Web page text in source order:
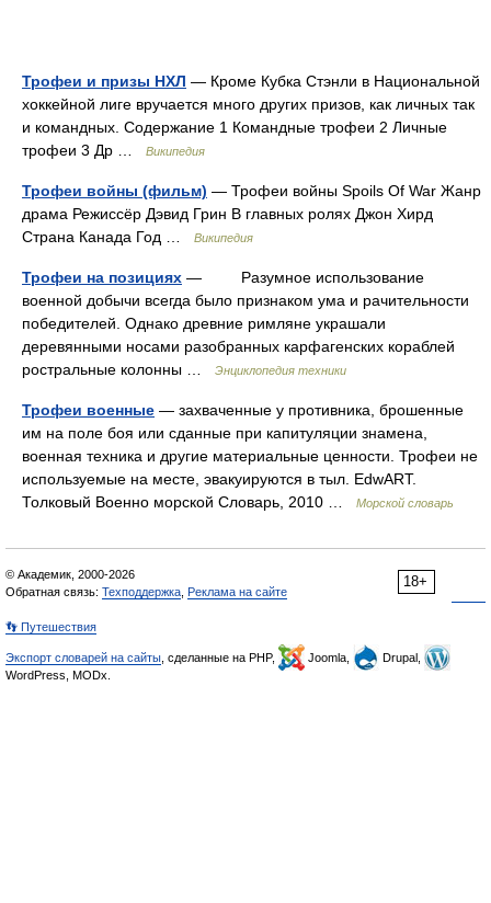
Трофеи и призы НХЛ — Кроме Кубка Стэнли в Национальной
хоккейной лиге вручается много других призов, как личных так
и командных. Содержание 1 Командные трофеи 2 Личные
трофеи 3 Др …
Википедия
Трофеи войны (фильм) — Трофеи войны Spoils Of War Жанр
драма Режиссёр Дэвид Грин В главных ролях Джон Хирд
Страна Канада Год …
Википедия
Трофеи на позициях — Разумное использование
военной добычи всегда было признаком ума и рачительности
победителей. Однако древние римляне украшали
деревянными носами разобранных карфагенских кораблей
ростральные колонны …
Энциклопедия техники
Трофеи военные — захваченные у противника, брошенные
им на поле боя или сданные при капитуляции знамена,
военная техника и другие материальные ценности. Трофеи не
используемые на месте, эвакуируются в тыл. EdwART.
Толковый Военно морской Словарь, 2010 …
Морской словарь
18+
© Академик, 2000-2026
Обратная связь: Техподдержка Реклама на сайте
👣 Путешествия
Экспорт словарей на сайты , сделанные на PHP, Joomla,
Drupal,
WordPress, MODx.